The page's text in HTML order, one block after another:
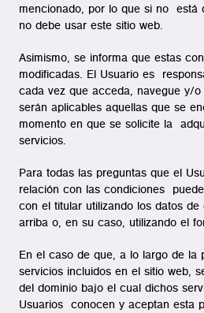
mencionado, por lo que si no está
no debe usar este sitio web.
Asimismo, se informa que estas
modificadas. El Usuario es
cada vez que acceda, navegue y/
serán aplicables aquellas que se
momento en que se solicite la
servicios.
Para todas las preguntas que el
relación con las condiciones
con el titular utilizando los datos
arriba o, en su caso, utilizando el
En el caso de que, a lo largo de la
servicios incluidos en el sitio web,
del dominio bajo el cual dichos
Usuarios conocen y aceptan esta